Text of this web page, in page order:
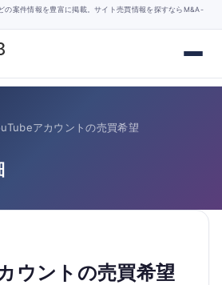
の案件情報を豊富に掲載。サイト売買情報を探すならM&A-
アカウントの売買希望
ウントの売買希望